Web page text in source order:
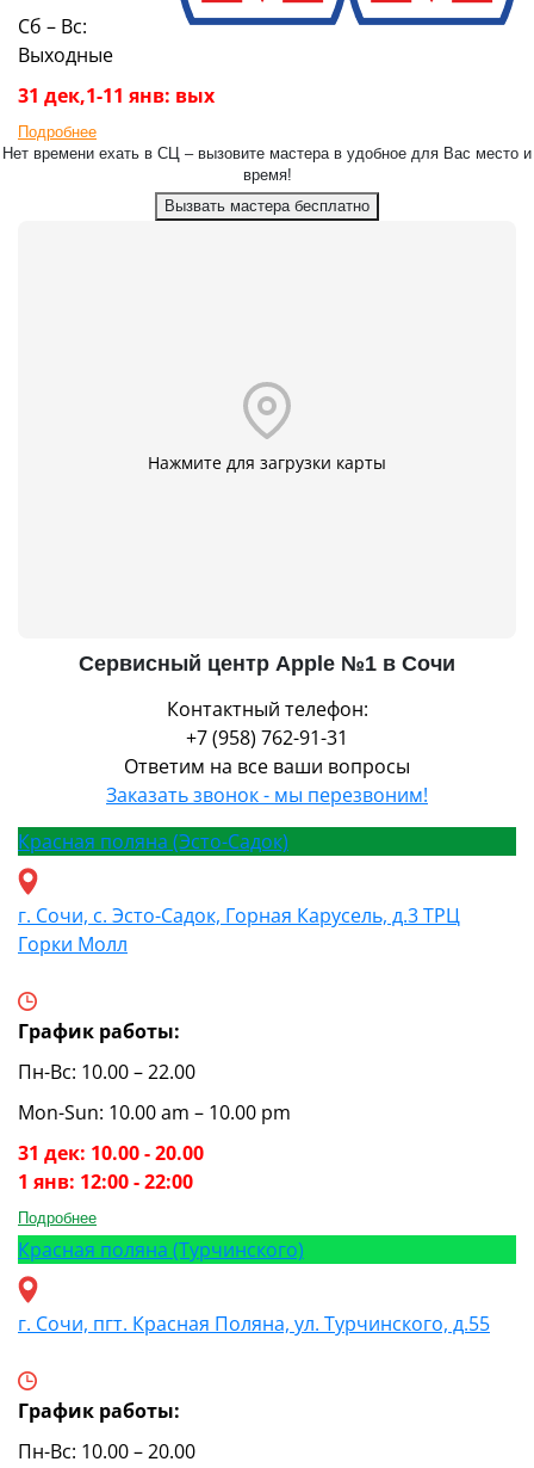
Сб – Вс:
Выходные
31 дек,1-11 янв: вых
Подробнее
Нет времени ехать в СЦ – вызовите мастера в удобное для Вас место и
время!
Вызвать мастера бесплатно
Нажмите для загрузки карты
Сервисный центр Apple №1 в Сочи
Контактный телефон:
+7 (958) 762-91-31
Ответим на все ваши вопросы
Заказать звонок - мы перезвоним!
Красная поляна (Эсто-Садок)
г. Сочи, с. Эсто-Садок, Горная Карусель, д.3 ТРЦ
Горки Молл
График работы:
Пн-Вс: 10.00 – 22.00
Mon-Sun: 10.00 am – 10.00 pm
31 дек: 10.00 - 20.00
1 янв: 12:00 - 22:00
Подробнее
Красная поляна (Турчинского)
г. Сочи, пгт. Красная Поляна, ул. Турчинского, д.55
График работы:
Пн-Вс: 10.00 – 20.00